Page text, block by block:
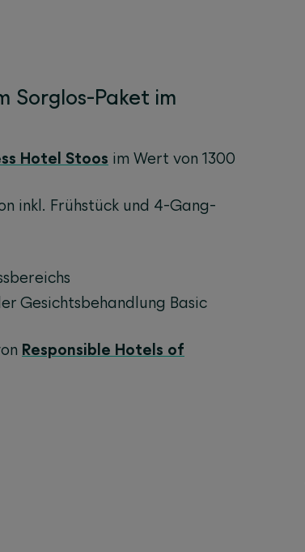
Sorglos-Paket im
Hotel Stoos im Wert von 1300
inkl. Frühstück und 4-Gang-
Gesichtsbehandlung Basic
Responsible Hotels of